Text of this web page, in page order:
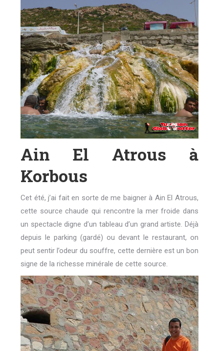
Ain El Atrous à
Korbous
Cet été, j’ai fait en sorte de me baigner à Ain El Atrous,
cette source chaude qui rencontre la mer froide dans
un spectacle digne d’un tableau d’un grand artiste. Déjà
depuis le parking (gardé) ou devant le restaurant, on
peut sentir l’odeur du souffre, cette dernière est un bon
signe de la richesse minérale de cette source.